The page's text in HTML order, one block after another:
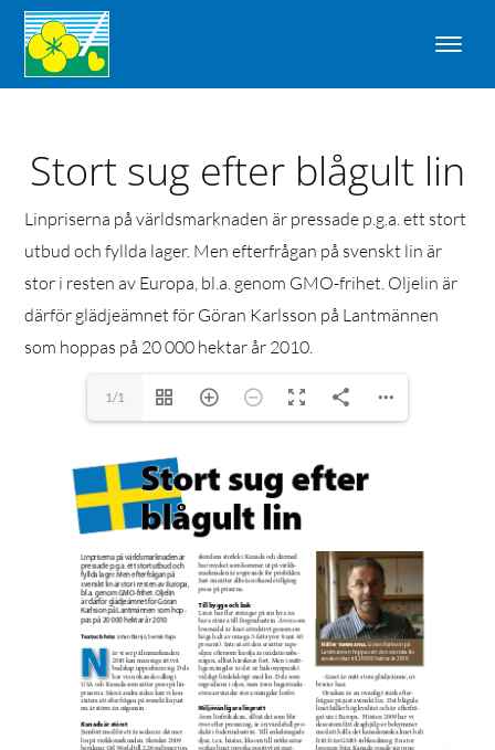
Stort sug efter blågult lin
Linpriserna på världsmarknaden är pressade p.g.a. ett stort
utbud och fyllda lager. Men efterfrågan på svenskt lin är
stor i resten av Europa, bl.a. genom GMO-frihet. Oljelin är
därför glädjeämnet för Göran Karlsson på Lantmännen
som hoppas på 20 000 hektar år 2010.
1/1